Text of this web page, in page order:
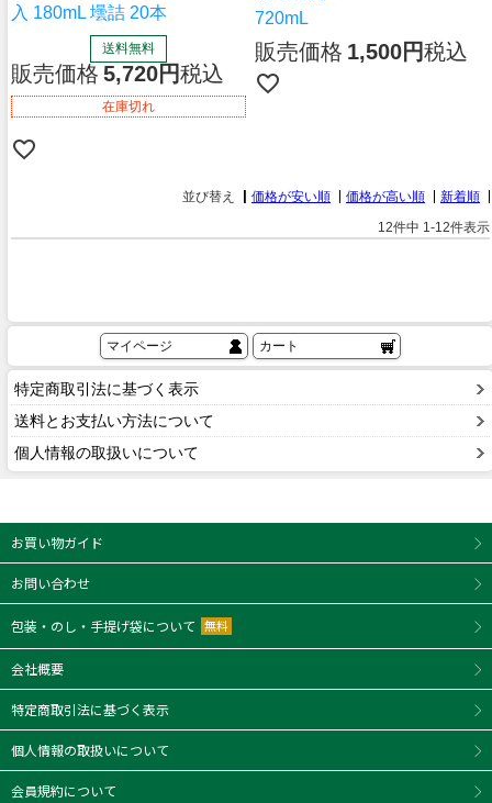
入 180mL 壜詰 20本
送料無料
販売価格 5,720 税込
在庫切れ
720mL
販売価格 1,500 税込
並び替え 価格が安い順 価格が高い順
新着順
12件中 1-12件表示
マイページ カート
特定商取引法に基づく表示
送料とお支払い方法について
個人情報の取扱いについて
お買い物ガイド
お問い合わせ
包装・のし・手提げ袋について 無料
会社概要
特定商取引法に基づく表示
個人情報の取扱いについて
会員規約について